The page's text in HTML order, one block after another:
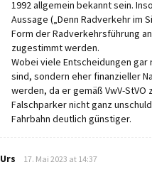
1992 allgemein bekannt sein.
Aussage („Denn Radverkehr
Form der Radverkehrsführung
zugestimmt werden.
Wobei viele Entscheidungen
sind, sondern eher finanzieller
werden, da er gemäß VwV-
Falschparker nicht ganz
Fahrbahn deutlich günstiger.
Urs says:
17. Mai 2023 at 14:37